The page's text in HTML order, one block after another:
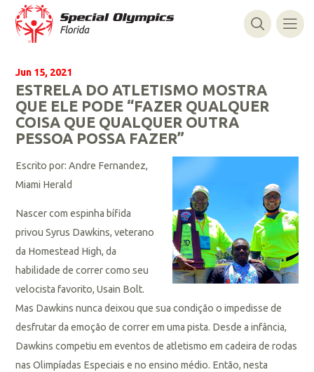
Jun 15, 2021
ESTRELA DO ATLETISMO MOSTRA
QUE ELE PODE “FAZER QUALQUER
COISA QUE QUALQUER OUTRA
PESSOA POSSA FAZER”
Escrito por: Andre Fernandez,
Miami Herald
Nascer com espinha bífida
privou Syrus Dawkins, veterano
da Homestead High, da
habilidade de correr como seu
velocista favorito, Usain Bolt.
Mas Dawkins nunca deixou que sua condição o impedisse de
desfrutar da emoção de correr em uma pista. Desde a infância,
Dawkins competiu em eventos de atletismo em cadeira de rodas
nas Olimpíadas Especiais e no ensino médio. Então, nesta